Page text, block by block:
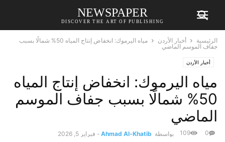
NEWSPAPER
DISCOVER THE ART OF PUBLISHING
الرئيسية أخبار الأردن
مياه اليرموك: انخفاض إنتاج المياه 50% شمالًا بسبب
جفاف الموسم الماضي
أخبار الأردن
مياه اليرموك: انخفاض إنتاج المياه
50% شمالًا بسبب جفاف الموسم
الماضي
بواسطة Ahmad Al-Khatib
- فبراير 5, 2026 0
109